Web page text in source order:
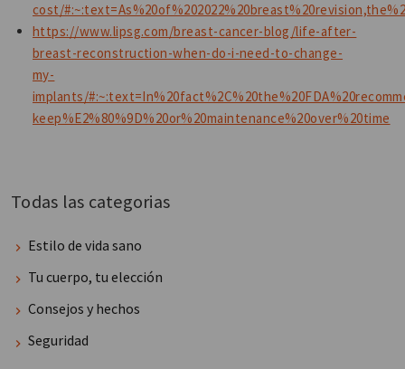
cost/
https://www.lipsg.com/breast-cancer-blog/life-after-
breast-reconstruction-when-do-i-need-to-change-
my-
implants/
keep%E2%80%9D%20or%20maintenance%20over%20time
Todas las categorias
Estilo de vida sano
Tu cuerpo, tu elección
Consejos y hechos
Seguridad